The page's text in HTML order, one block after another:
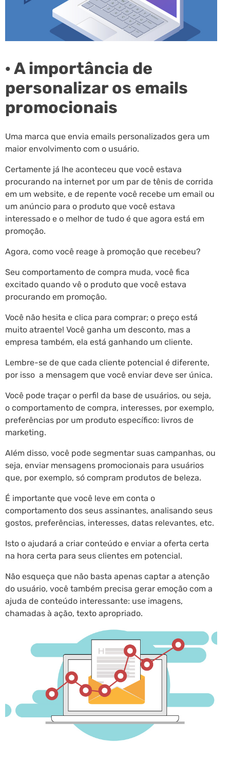
· A importância de
personalizar os emails
promocionais
Uma marca que envia emails personalizados gera um
maior envolvimento com o usuário.
Certamente já lhe aconteceu que você estava
procurando na internet por um par de tênis de corrida
em um website, e de repente você recebe um email ou
um anúncio para o produto que você estava
interessado e o melhor de tudo é que agora está em
promoção.
Agora, como você reage à promoção que recebeu?
Seu comportamento de compra muda, você fica
excitado quando vê o produto que você estava
procurando em promoção.
Você não hesita e clica para comprar; o preço está
muito atraente! Você ganha um desconto, mas a
empresa também, ela está ganhando um cliente.
Lembre-se de que cada cliente potencial é diferente,
por isso a mensagem que você enviar deve ser única.
Você pode traçar o perfil da base de usuários, ou seja,
o comportamento de compra, interesses, por exemplo,
preferências por um produto específico: livros de
marketing.
Além disso, você pode segmentar suas campanhas, ou
seja, enviar mensagens promocionais para usuários
que, por exemplo, só compram produtos de beleza.
É importante que você leve em conta o
comportamento dos seus assinantes, analisando seus
gostos, preferências, interesses, datas relevantes, etc.
Isto o ajudará a criar conteúdo e enviar a oferta certa
na hora certa para seus clientes em potencial.
Não esqueça que não basta apenas captar a atenção
do usuário, você também precisa gerar emoção com a
ajuda de conteúdo interessante: use imagens,
chamadas à ação, texto apropriado.